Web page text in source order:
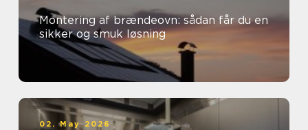
Montering af brændeovn: sådan får du en
sikker og smuk løsning
02. May 2026